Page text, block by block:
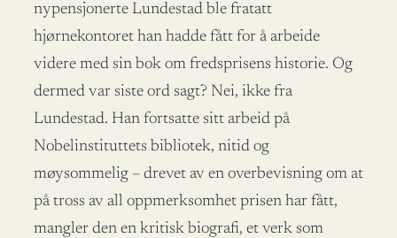
nypensjonerte Lundestad ble fratatt
hjørnekontoret han hadde fått for å arbeide
videre med sin bok om fredsprisens historie. Og
dermed var siste ord sagt? Nei, ikke fra
Lundestad. Han fortsatte sitt arbeid på
Nobelinstituttets bibliotek, nitid og
møysommelig – drevet av en overbevisning om at
på tross av all oppmerksomhet prisen har fått,
mangler den en kritisk biografi, et verk som